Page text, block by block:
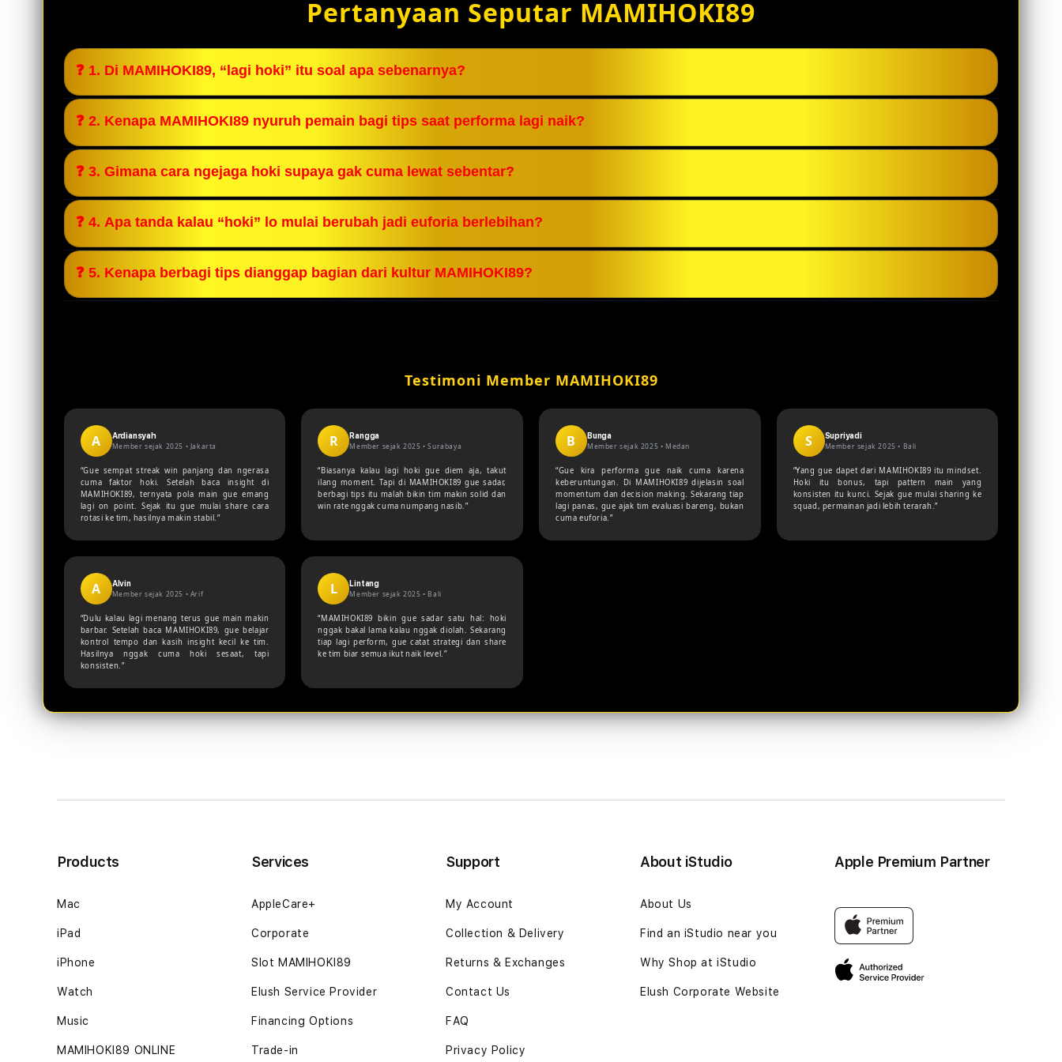
Pertanyaan Seputar MAMIHOKI89
❓ 1. Di MAMIHOKI89, “lagi hoki” itu soal apa sebenarnya?
gak asal ambil risiko.
❓ 2. Kenapa MAMIHOKI89 nyuruh pemain bagi tips saat performa lagi naik?
❓ 3. Gimana cara ngejaga hoki supaya gak cuma lewat sebentar?
bisa dipertahankan.
❓ 4. Apa tanda kalau “hoki” lo mulai berubah jadi euforia berlebihan?
blunder.
❓ 5. Kenapa berbagi tips dianggap bagian dari kultur MAMIHOKI89?
Testimoni Member MAMIHOKI89
A Ardiansyah
Member sejak 2025 • Jakarta
“Gue sempat streak win panjang dan ngerasa
cuma faktor hoki. Setelah baca insight di
MAMIHOKI89, ternyata pola main gue emang
lagi on point. Sejak itu gue mulai share cara
rotasi ke tim, hasilnya makin stabil.”
R Rangga
Member sejak 2025 •Surabaya
“Biasanya kalau lagi hoki gue diem aja, takut
ilang moment. Tapi di MAMIHOKI89 gue sadar,
berbagi tips itu malah bikin tim makin solid dan
win rate nggak cuma numpang nasib.”
B Bunga
Member sejak 2025 • Medan
“Gue kira performa gue naik cuma karena
keberuntungan. Di MAMIHOKI89 dijelasin soal
momentum dan decision making. Sekarang tiap
lagi panas, gue ajak tim evaluasi bareng, bukan
cuma euforia.”
S Supriyadi
Member sejak 2025 • Bali
“Yang gue dapet dari MAMIHOKI89 itu mindset.
Hoki itu bonus, tapi pattern main yang
konsisten itu kunci. Sejak gue mulai sharing ke
squad, permainan jadi lebih terarah.”
A Alvin
Member sejak 2025 • Arif
“Dulu kalau lagi menang terus gue main makin
barbar. Setelah baca MAMIHOKI89, gue belajar
kontrol tempo dan kasih insight kecil ke tim.
Hasilnya nggak cuma hoki sesaat, tapi
konsisten.”
L Lintang
Member sejak 2025 • Bali
“MAMIHOKI89 bikin gue sadar satu hal: hoki
nggak bakal lama kalau nggak diolah. Sekarang
tiap lagi perform, gue catat strategi dan share
ke tim biar semua ikut naik level.”
Products
Mac
iPad
iPhone
Watch
Music
MAMIHOKI89 ONLINE
Services
AppleCare+
Corporate
Slot MAMIHOKI89
Elush Service Provider
Financing Options
Trade-in
Support
My Account
Collection & Delivery
Returns & Exchanges
Contact Us
FAQ
Privacy Policy
About iStudio
About Us
Find an iStudio near you
Why Shop at iStudio
Elush Corporate Website
Apple Premium Partner